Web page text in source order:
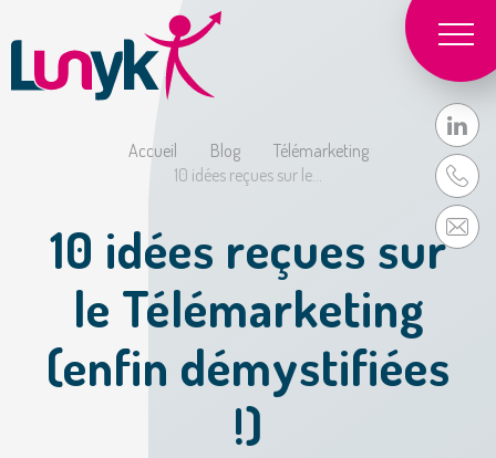
Accueil Blog
Télémarketing
10 idées reçues sur le...
10 idées reçues sur
le Télémarketing
(enfin démystifiées
!)